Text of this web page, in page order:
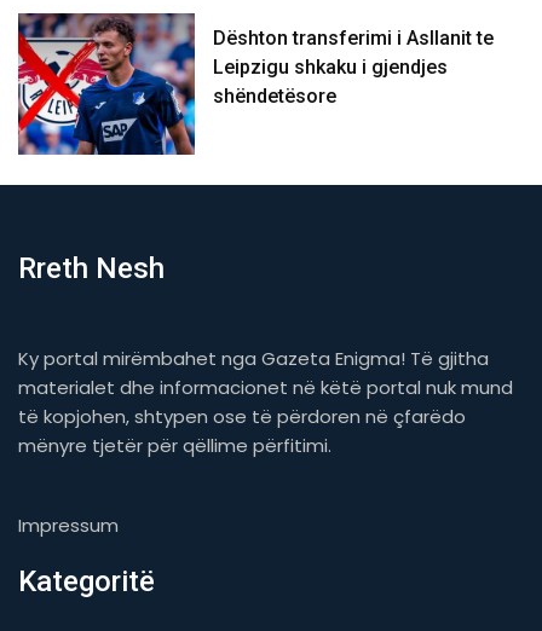
Dështon transferimi i Asllanit te
Leipzigu shkaku i gjendjes
shëndetësore
Rreth Nesh
Ky portal mirëmbahet nga Gazeta Enigma! Të gjitha
materialet dhe informacionet në këtë portal nuk mund
të kopjohen, shtypen ose të përdoren në çfarëdo
mënyre tjetër për qëllime përfitimi.
Impressum
Kategoritë